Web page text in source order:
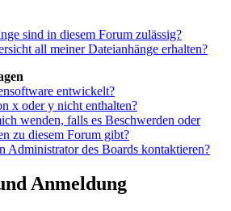
sind in diesem Forum zulässig?
all meiner Dateianhänge erhalten?
entwickelt?
x oder y nicht enthalten?
wenden, falls es Beschwerden oder
zu diesem Forum gibt?
Administrator des Boards kontaktieren?
Anmeldung